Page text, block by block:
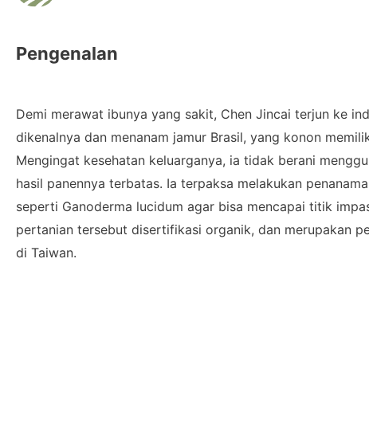
Pengenalan
Demi merawat ibunya yang sakit, Chen Jincai terjun ke
dikenalnya dan menanam jamur Brasil, yang konon
Mengingat kesehatan keluarganya, ia tidak berani
hasil panennya terbatas. Ia terpaksa melakukan
seperti Ganoderma lucidum agar bisa mencapai titik
pertanian tersebut disertifikasi organik, dan merupakan
di Taiwan.